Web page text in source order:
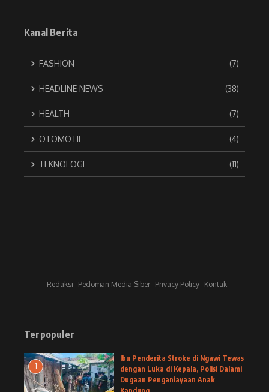
Kanal Berita
FASHION (7)
HEADLINE NEWS (38)
HEALTH (7)
OTOMOTIF (4)
TEKNOLOGI (11)
Redaksi Pedoman Media Siber Privacy Policy Kontak
Terpopuler
1
Ibu Penderita Stroke di Ngawi Tewas
dengan Luka di Kepala, Polisi Dalami
Dugaan Penganiayaan Anak